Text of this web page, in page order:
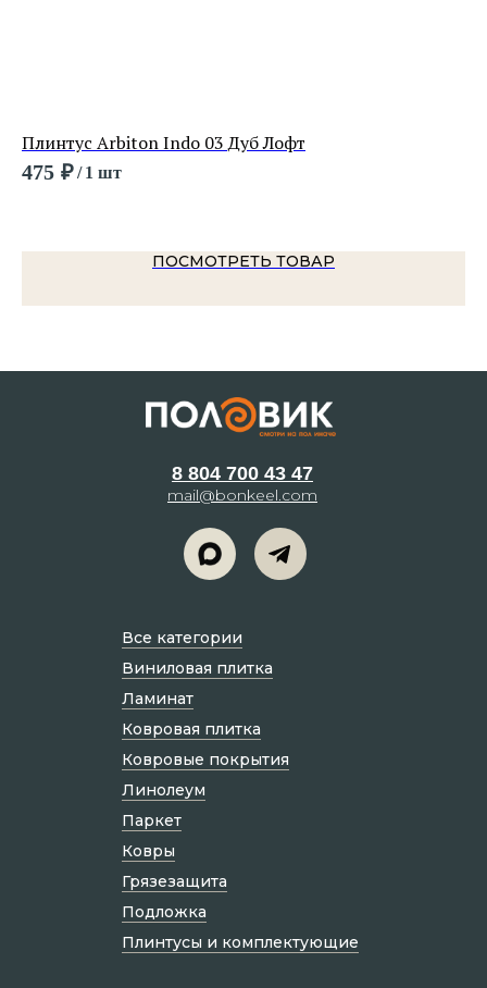
Плинтус Arbiton Indo 03 Дуб Лофт
475 ₽/ 1 шт
ПОСМОТРЕТЬ ТОВАР
8 804 700 43 47
mail@bonkeel.com
Все категории
Виниловая плитка
Ламинат
Ковровая плитка
Ковровые покрытия
Линолеум
Паркет
Ковры
Грязезащита
Подложка
Плинтусы и комплектующие